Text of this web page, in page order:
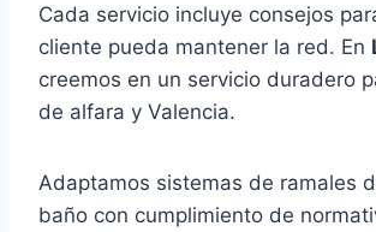
Cada servicio incluye consejos
cliente pueda mantener la red. En
creemos en un servicio duradero
de alfara y Valencia.
Adaptamos sistemas de ramales
baño con cumplimiento de